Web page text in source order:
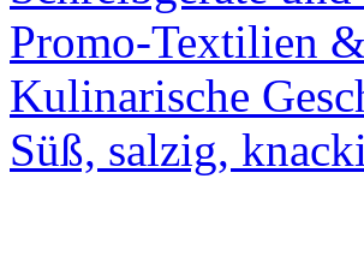
Promo-Textilien
Kulinarische
Süß, salzig,